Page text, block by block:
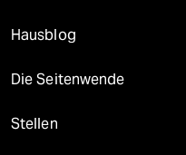
Hausblog
Die Seitenwende
Stellen